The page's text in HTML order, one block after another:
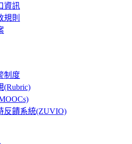
資訊
規則
制度
(Rubric)
反饋系統(ZUVIO)